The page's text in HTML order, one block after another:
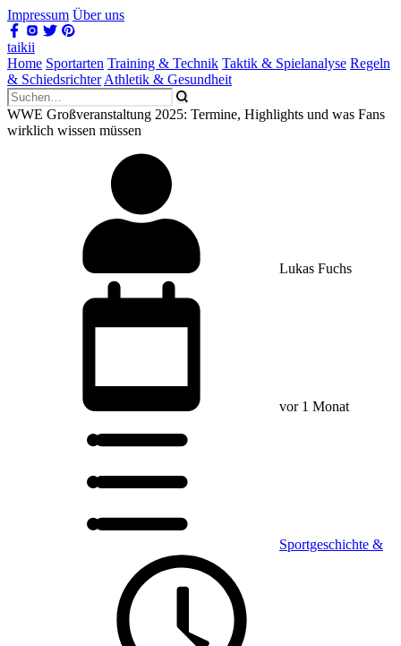
Impressum Über uns
taikii
Home Sportarten Training & Technik Taktik & Spielanalyse Regeln
& Schiedsrichter Athletik & Gesundheit
WWE Großveranstaltung 2025: Termine, Highlights und was Fans
wirklich wissen müssen
Lukas Fuchs
vor 1 Monat
Sportgeschichte &